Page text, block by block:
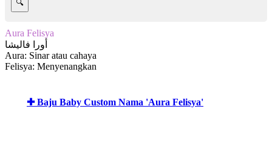
Aura Felisya
أورا فاليشا
Aura: Sinar atau cahaya
Felisya: Menyenangkan
✚ Baju Baby Custom Nama 'Aura Felisya'